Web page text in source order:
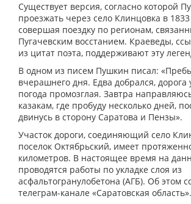
Существует версия, согласно которой
проезжать через село Клинцовка в 1833
совершая поездку по регионам,
Пугачевским восстанием. Краеведы,
из цитат поэта, поддерживают эту
В одном из писем Пушкин писал:
вчерашнего дня. Едва добрался, дорога
погода промозглая. Завтра
казакам, где пробуду несколько дней,
двинусь в сторону Саратова и Пензы».
Участок дороги, соединяющий село
поселок Октябрьский, имеет
километров. В настоящее время на
проводятся работы по укладке слоя из
асфальтогранулобетона (АГБ). Об этом
телеграм-канале «Саратовская область».